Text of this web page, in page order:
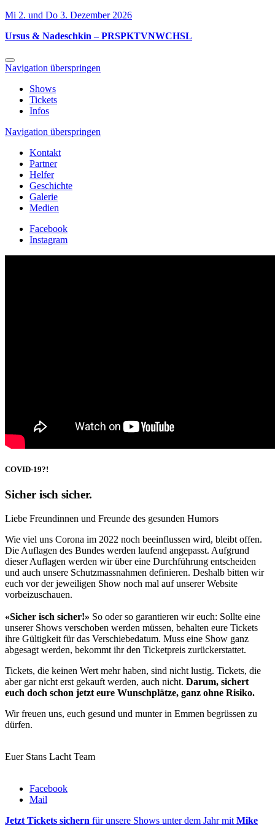
Mi 2. und Do 3. Dezember 2026
Ursus & Nadeschkin – PRSPKTVNWCHSL
Navigation überspringen
Shows
Tickets
Infos
Navigation überspringen
Kontakt
Partner
Helfer
Geschichte
Galerie
Medien
Facebook
Instagram
COVID-19?!
Sicher isch sicher.
Liebe Freundinnen und Freunde des gesunden Humors
Wie viel uns Corona im 2022 noch beeinflussen wird, bleibt offen.
Die Auflagen des Bundes werden laufend angepasst. Aufgrund
dieser Auflagen werden wir über eine Durchführung entscheiden
und auch unsere Schutzmassnahmen definieren. Deshalb bitten wir
euch vor der jeweiligen Show noch mal auf unserer Website
vorbeizuschauen.
«Sicher isch sicher!» So oder so garantieren wir euch: Sollte eine
unserer Shows verschoben werden müssen, behalten eure Tickets
ihre Gültigkeit für das Verschiebedatum. Muss eine Show ganz
abgesagt werden, bekommt ihr den Ticketpreis zurückerstattet.
Tickets, die keinen Wert mehr haben, sind nicht lustig. Tickets, die
aber gar nicht erst gekauft werden, auch nicht. Darum, sichert
euch doch schon jetzt eure Wunschplätze, ganz ohne Risiko.
Wir freuen uns, euch gesund und munter in Emmen begrüssen zu
dürfen.
Euer Stans Lacht Team
Facebook
Mail
Jetzt Tickets sichern für unsere Shows unter dem Jahr mit Mike